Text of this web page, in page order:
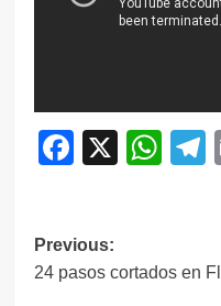
Facebook
X
Navegación
de
Previous:
24 pasos cortados en